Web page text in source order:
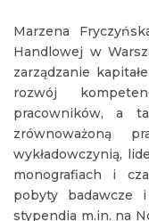
Marzena
Handlowej w
zarządzanie
rozwój
pracowników, a
zrównoważoną
wykładowczynią,
monografiach i
pobyty badawcze
stypendia m.in. na